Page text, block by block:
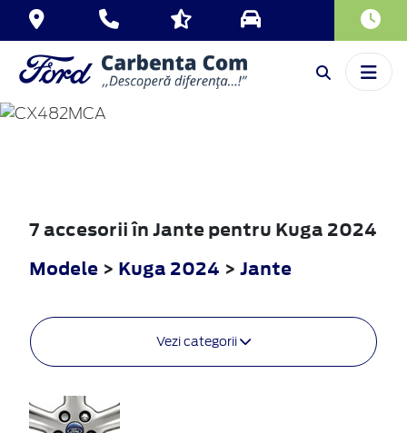
KUGA
7 accesorii în Jante pentru Kuga 2024
Modele > Kuga 2024 > Jante
Vezi categorii